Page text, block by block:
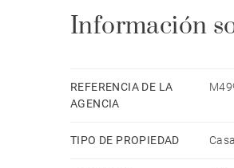
Información
REFERENCIA DE LA
AGENCIA
TIPO DE PROPIEDAD Casa